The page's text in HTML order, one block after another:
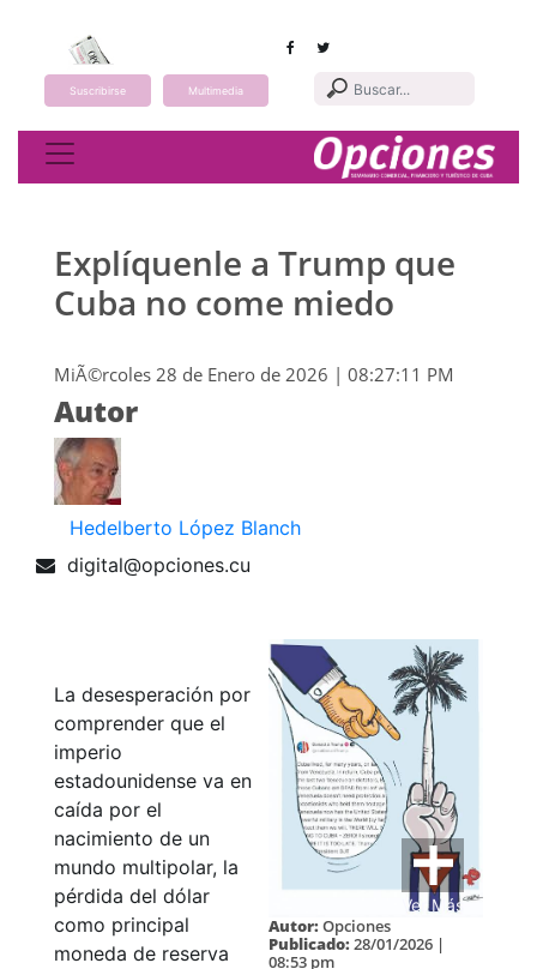
Suscribirse Multimedia
Toggle navigation
Explíquenle a Trump que
Cuba no come miedo
MiÃ©rcoles 28 de Enero de 2026 | 08:27:11 PM
Autor
Hedelberto López Blanch
digital@opciones.cu
Ver Más
Autor: Opciones
Publicado: 28/01/2026 |
08:53 pm
La desesperación por
comprender que el
imperio
estadounidense va en
caída por el
nacimiento de un
mundo multipolar, la
pérdida del dólar
como principal
moneda de reserva